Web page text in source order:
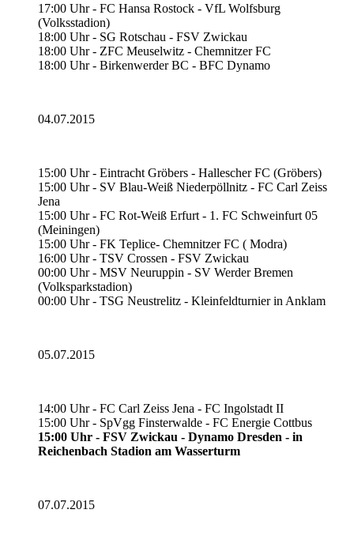
17:00 Uhr - FC Hansa Rostock - VfL Wolfsburg
(Volksstadion)
18:00 Uhr - SG Rotschau - FSV Zwickau
18:00 Uhr - ZFC Meuselwitz - Chemnitzer FC
18:00 Uhr - Birkenwerder BC - BFC Dynamo
04.07.2015
15:00 Uhr - Eintracht Gröbers - Hallescher FC (Gröbers)
15:00 Uhr - SV Blau-Weiß Niederpöllnitz - FC Carl Zeiss
Jena
15:00 Uhr - FC Rot-Weiß Erfurt - 1. FC Schweinfurt 05
(Meiningen)
15:00 Uhr - FK Teplice- Chemnitzer FC ( Modra)
16:00 Uhr - TSV Crossen - FSV Zwickau
00:00 Uhr - MSV Neuruppin - SV Werder Bremen
(Volksparkstadion)
00:00 Uhr - TSG Neustrelitz - Kleinfeldturnier in Anklam
05.07.2015
14:00 Uhr - FC Carl Zeiss Jena - FC Ingolstadt II
15:00 Uhr - SpVgg Finsterwalde - FC Energie Cottbus
15:00 Uhr - FSV Zwickau - Dynamo Dresden - in
Reichenbach Stadion am Wasserturm
07.07.2015